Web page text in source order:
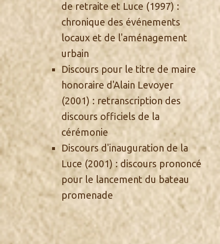
de retraite et Luce (1997) :
chronique des événements
locaux et de l'aménagement
urbain
Discours pour le titre de maire
honoraire d'Alain Levoyer
(2001) : retranscription des
discours officiels de la
cérémonie
Discours d'inauguration de la
Luce(2001) : discours prononcé
pour le lancement du bateau
promenade